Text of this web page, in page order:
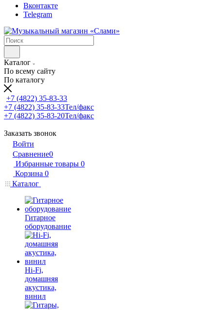
Вконтакте
Telegram
Каталог
По всему сайту
По каталогу
+7 (4822) 35-83-33
+7 (4822) 35-83-33Тел/факс
+7 (4822) 35-83-20Тел/факс
Заказать звонок
Войти
Сравнение0
Избранные товары 0
Корзина 0
Каталог
Гитарное
оборудование
Hi-Fi,
домашняя
акустика,
винил